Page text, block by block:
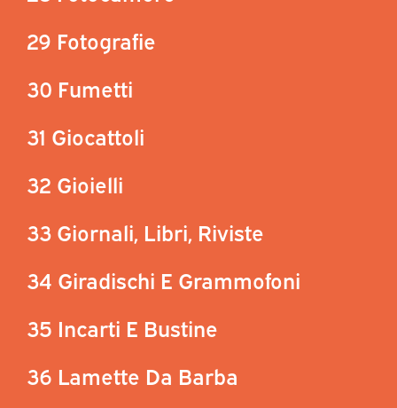
29 Fotografie
30 Fumetti
31 Giocattoli
32 Gioielli
33 Giornali, Libri, Riviste
34 Giradischi E Grammofoni
35 Incarti E Bustine
36 Lamette Da Barba